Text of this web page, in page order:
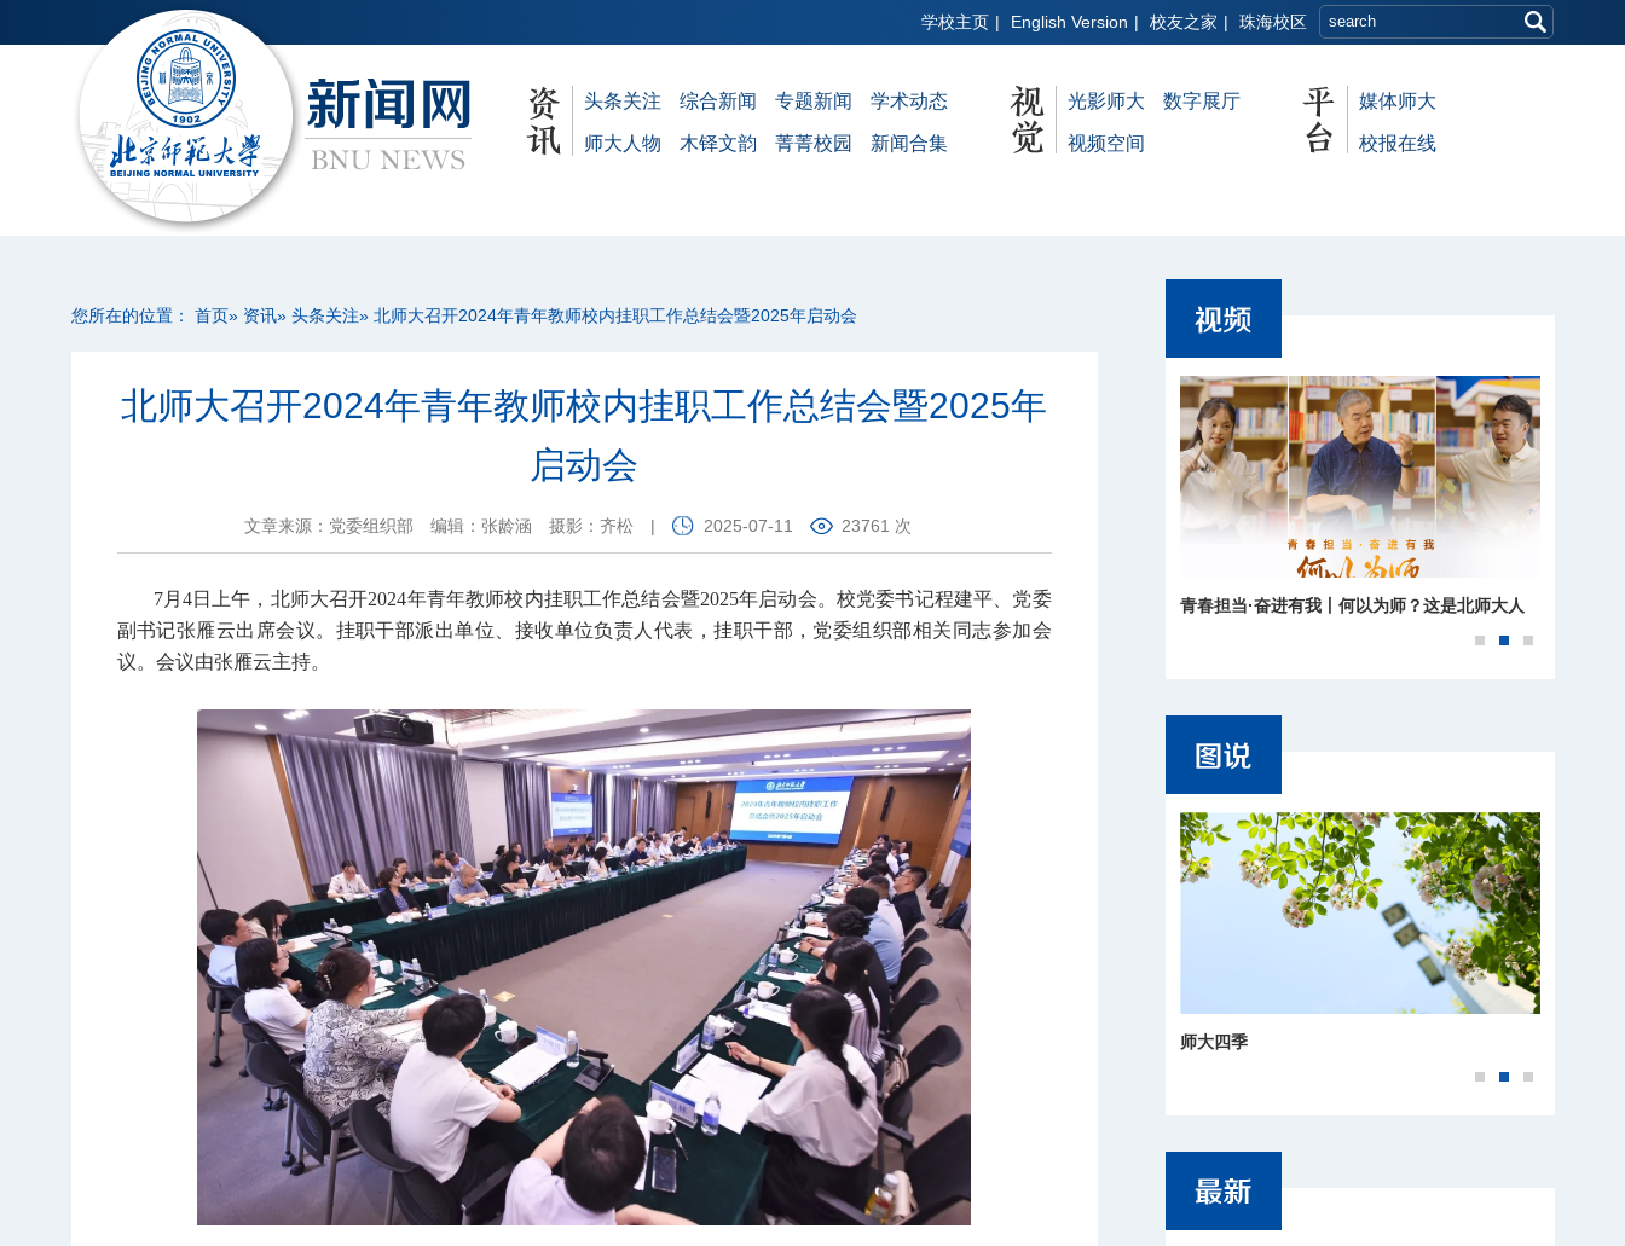
学校主页 | English Version | 校友之家 | 珠海校区
头条关注 综合新闻 专题新闻 学术动态
师大人物 木铎文韵 菁菁校园 新闻合集
光影师大 数字展厅
视频空间
媒体师大
校报在线
您所在的位置： 首页» 资讯» 头条关注» 北师大召开2024年青年教师校内挂职工作总结会暨2025年启动会
北师大召开2024年青年教师校内挂职工作总结会暨2025年
启动会
文章来源：党委组织部 编辑：张龄涵 摄影：齐松 | 2025-07-11 23761 次
7月4日上午，北师大召开2024年青年教师校内挂职工作总结会暨2025年启动会。校党委书记程建平、党委
副书记张雁云出席会议。挂职干部派出单位、接收单位负责人代表，挂职干部，党委组织部相关同志参加会
议。会议由张雁云主持。
青春担当·奋进有我丨何以为师？这是北师大人
师大四季